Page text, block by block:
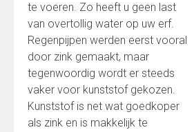
te voeren. Zo heeft u geen last
van overtollig water op uw erf.
Regenpijpen werden eerst vooral
door zink gemaakt, maar
tegenwoordig wordt er steeds
vaker voor kunststof gekozen.
Kunststof is net wat goedkoper
als zink en is makkelijk te